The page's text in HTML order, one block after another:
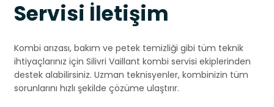
Servisi İletişim
Kombi arızası, bakım ve petek temizliği gibi tüm teknik
ihtiyaçlarınız için Silivri Vaillant kombi servisi ekiplerinden
destek alabilirsiniz. Uzman teknisyenler, kombinizin tüm
sorunlarını hızlı şekilde çözüme ulaştırır.